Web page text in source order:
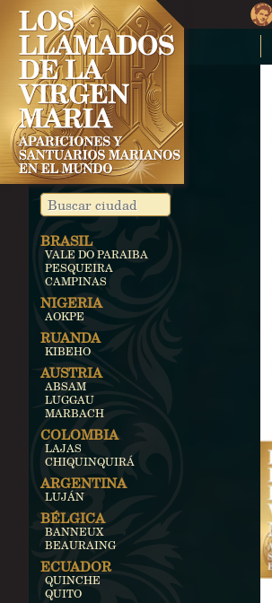
BRASIL
VALE DO PARAIBA
PESQUEIRA
CAMPINAS
NIGERIA
AOKPE
RUANDA
KIBEHO
AUSTRIA
ABSAM
LUGGAU
MARBACH
COLOMBIA
LAJAS
CHIQUINQUIRÁ
ARGENTINA
LUJÁN
BÉLGICA
BANNEUX
BEAURAING
ECUADOR
QUINCHE
QUITO